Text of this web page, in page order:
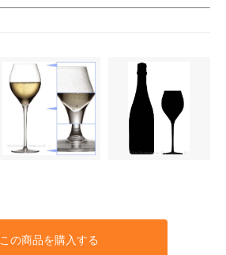
この商品を購入する